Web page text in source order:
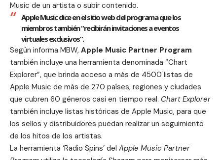
Music de un artista o subir contenido.
Apple Music dice en el sitio web del programa que los
miembros también “recibirán invitaciones a eventos
virtuales exclusivos”.
Según informa MBW, Apple Music Partner Program
también incluye una herramienta denominada “Chart
Explorer”, que brinda acceso a más de 4500 listas de
Apple Music de más de 270 países, regiones y ciudades
que cubren 60 géneros casi en tiempo real. Chart Explorer
también incluye listas históricas de Apple Music, para que
los sellos y distribuidores puedan realizar un seguimiento
de los hitos de los artistas.
La herramienta ‘Radio Spins’ del Apple Music Partner